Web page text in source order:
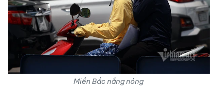
Miền Bắc nắng nóng